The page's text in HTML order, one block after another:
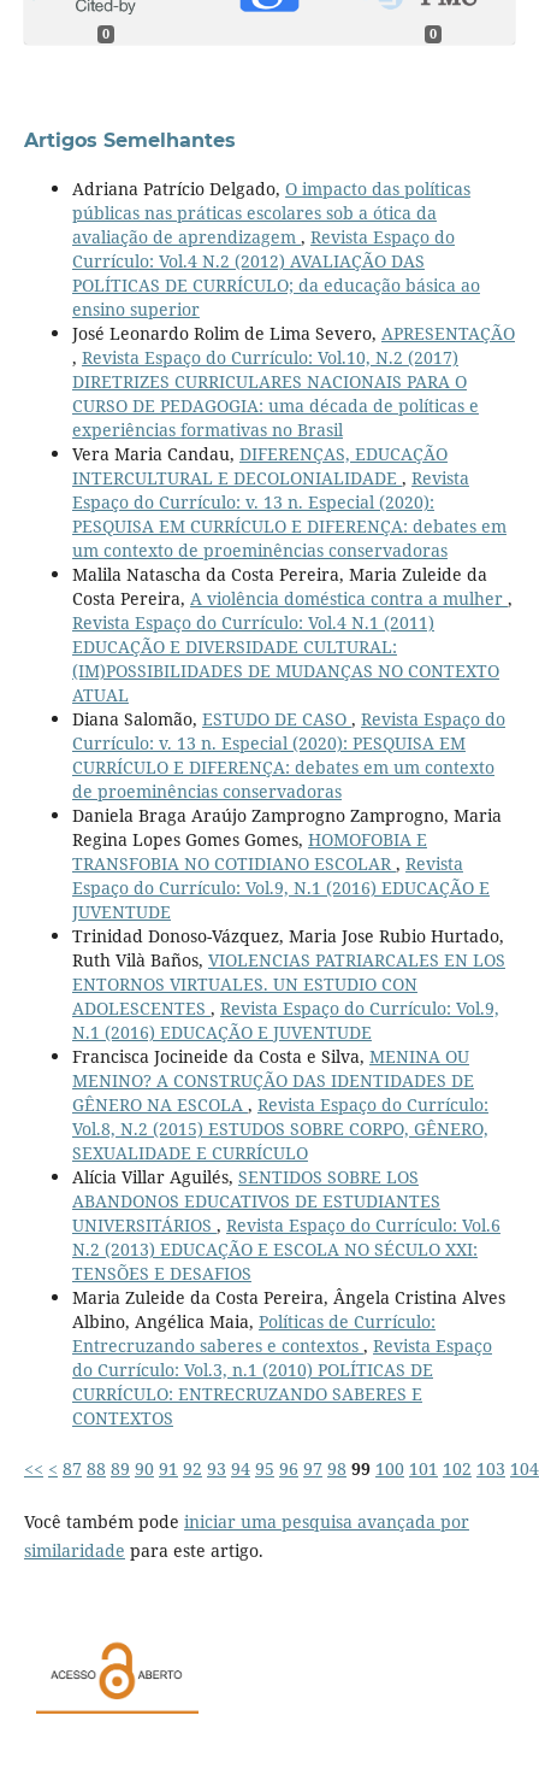
0 0
Artigos Semelhantes
Adriana Patrício Delgado, O impacto das políticas
públicas nas práticas escolares sob a ótica da
avaliação de aprendizagem , Revista Espaço do
Currículo: Vol.4 N.2 (2012) AVALIAÇÃO DAS
POLÍTICAS DE CURRÍCULO; da educação básica ao
ensino superior
José Leonardo Rolim de Lima Severo, APRESENTAÇÃO
, Revista Espaço do Currículo: Vol.10, N.2 (2017)
DIRETRIZES CURRICULARES NACIONAIS PARA O
CURSO DE PEDAGOGIA: uma década de políticas e
experiências formativas no Brasil
Vera Maria Candau, DIFERENÇAS, EDUCAÇÃO
INTERCULTURAL E DECOLONIALIDADE , Revista
Espaço do Currículo: v. 13 n. Especial (2020):
PESQUISA EM CURRÍCULO E DIFERENÇA: debates em
um contexto de proeminências conservadoras
Malila Natascha da Costa Pereira, Maria Zuleide da
Costa Pereira, A violência doméstica contra a mulher ,
Revista Espaço do Currículo: Vol.4 N.1 (2011)
EDUCAÇÃO E DIVERSIDADE CULTURAL:
(IM)POSSIBILIDADES DE MUDANÇAS NO CONTEXTO
ATUAL
Diana Salomão, ESTUDO DE CASO , Revista Espaço do
Currículo: v. 13 n. Especial (2020): PESQUISA EM
CURRÍCULO E DIFERENÇA: debates em um contexto
de proeminências conservadoras
Daniela Braga Araújo Zamprogno Zamprogno, Maria
Regina Lopes Gomes Gomes, HOMOFOBIA E
TRANSFOBIA NO COTIDIANO ESCOLAR, Revista
Espaço do Currículo: Vol.9, N.1 (2016) EDUCAÇÃO E
JUVENTUDE
Trinidad Donoso-Vázquez, Maria Jose Rubio Hurtado,
Ruth Vilà Baños, VIOLENCIAS PATRIARCALES EN LOS
ENTORNOS VIRTUALES. UN ESTUDIO CON
ADOLESCENTES , Revista Espaço do Currículo: Vol.9,
N.1 (2016) EDUCAÇÃO E JUVENTUDE
Francisca Jocineide da Costa e Silva, MENINA OU
MENINO? A CONSTRUÇÃO DAS IDENTIDADES DE
GÊNERO NA ESCOLA , Revista Espaço do Currículo:
Vol.8, N.2 (2015) ESTUDOS SOBRE CORPO, GÊNERO,
SEXUALIDADE E CURRÍCULO
Alícia Villar Aguilés, SENTIDOS SOBRE LOS
ABANDONOS EDUCATIVOS DE ESTUDIANTES
UNIVERSITÁRIOS , Revista Espaço do Currículo: Vol.6
N.2 (2013) EDUCAÇÃO E ESCOLA NO SÉCULO XXI:
TENSÕES E DESAFIOS
Maria Zuleide da Costa Pereira, Ângela Cristina Alves
Albino, Angélica Maia, Políticas de Currículo:
Entrecruzando saberes e contextos , Revista Espaço
do Currículo: Vol.3, n.1 (2010) POLÍTICAS DE
CURRÍCULO: ENTRECRUZANDO SABERES E
CONTEXTOS
<< < 87 88 89 90 91 92 93 94 95 96 97 98 99 100 101 102 103 104
Você também pode iniciar uma pesquisa avançada por
similaridade para este artigo.